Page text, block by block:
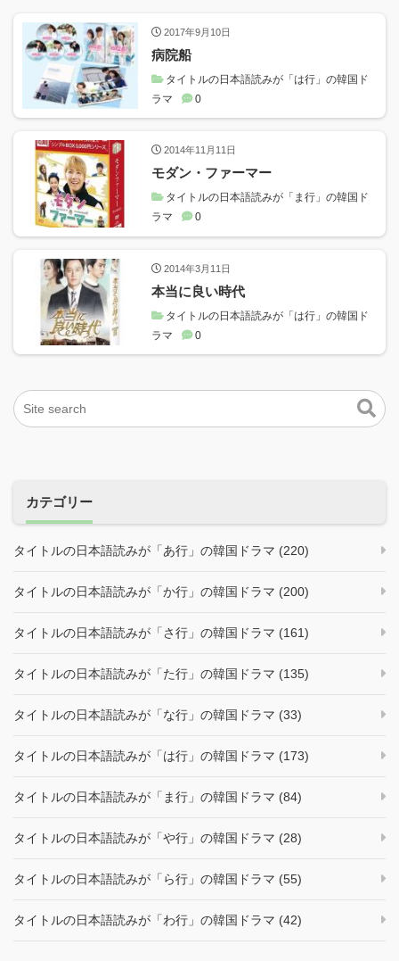
2017年9月10日
病院船
タイトルの日本語読みが「は行」の韓国ド
ラマ
0
2014年11月11日
モダン・ファーマー
タイトルの日本語読みが「ま行」の韓国ド
ラマ
0
2014年3月11日
本当に良い時代
タイトルの日本語読みが「は行」の韓国ド
ラマ
0
カテゴリー
タイトルの日本語読みが「あ行」の韓国ドラマ (220)
タイトルの日本語読みが「か行」の韓国ドラマ (200)
タイトルの日本語読みが「さ行」の韓国ドラマ (161)
タイトルの日本語読みが「た行」の韓国ドラマ (135)
タイトルの日本語読みが「な行」の韓国ドラマ (33)
タイトルの日本語読みが「は行」の韓国ドラマ (173)
タイトルの日本語読みが「ま行」の韓国ドラマ (84)
タイトルの日本語読みが「や行」の韓国ドラマ (28)
タイトルの日本語読みが「ら行」の韓国ドラマ (55)
タイトルの日本語読みが「わ行」の韓国ドラマ (42)